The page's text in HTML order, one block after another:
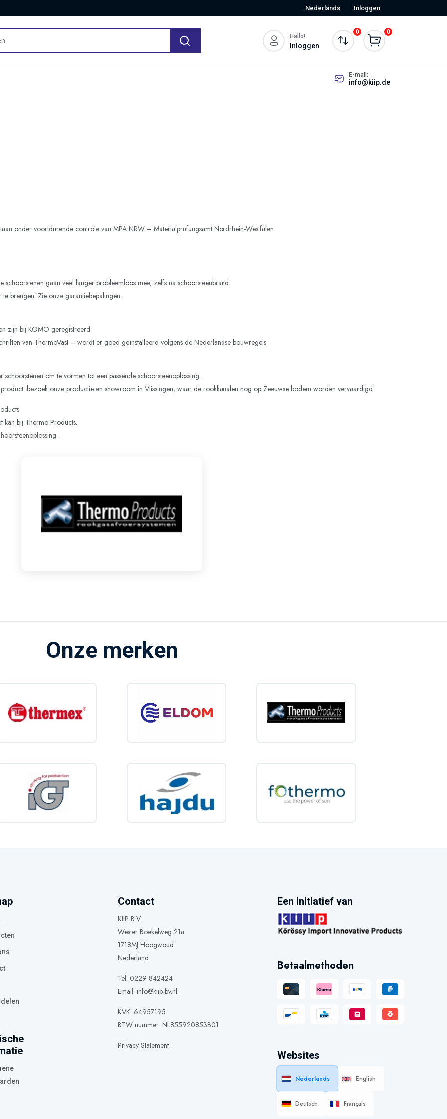
Nederlands Inloggen
Hallo!
Inloggen
0 0
E-mail:
info@kiip.de
onder voortdurende controle van MPA NRW – Materialprüfungsamt Nordrhein-Westfalen.
gaan veel langer probleemloos mee, zelfs na schoorsteenbrand.
brengen. Zie onze garantiebepalingen.
zijn bij KOMO geregistreerd
van ThermoVast – wordt er goed geïnstalleerd volgens de Nederlandse bouwregels
om te vormen tot een passende schoorsteenoplossing.
bezoek onze productie en showroom in Vlissingen, waar de rookkanalen nog op Zeeuwse bodem worden vervaardigd.
kan bij Thermo Products.
Onze merken
Contact
KIIP B.V.
Wester Boekelweg 21a
1718MJ Hoogwoud
Nederland
Tel: 0229 842424
Email: info@kiip-bv.nl
KVK: 64957195
BTW nummer: NL855920853B01
Privacy Statement
Een initiatief van
Betaalmethoden
Websites
Nederlands English
Deutsch Français